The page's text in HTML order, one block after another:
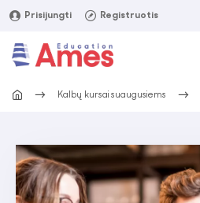
Prisijungti Registruotis
Kalbų kursai suaugusiems